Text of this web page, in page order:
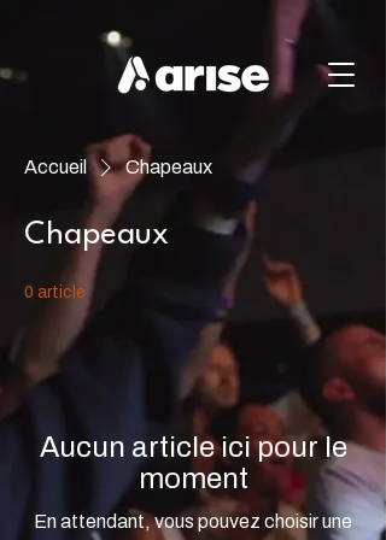
Accueil Chapeaux
Chapeaux
0 article
Aucun article ici pour le
moment
En attendant, vous pouvez choisir une